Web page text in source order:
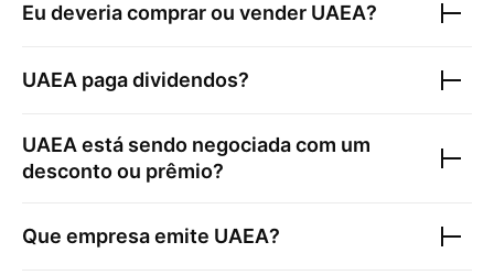
Eu deveria comprar ou vender UAEA?
UAEA paga dividendos?
UAEA está sendo negociada com um
desconto ou prêmio?
Que empresa emite UAEA?